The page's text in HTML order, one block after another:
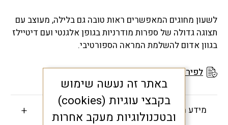
לשעון מחוגים המאפשרים ראות טובה גם בלילה, מעוצב עם
תצוגה גדולה של ספרות מודרניות בגופן אלגנטי ועם דיטיילז
בגוון אדום להשלמת המראה הספורטיבי.
לפירוט תנאי האחריות
מידע חשוב
באתר זה נעשה שימוש
בקבצי עוגיות (cookies)
ובטכנולוגיות מעקב אחרות